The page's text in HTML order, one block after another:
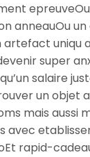
anneauOu
artefact uniqu
super
salaire
un objet
mais aussi
avec
rapid-